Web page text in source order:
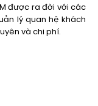
được ra đời với các
lý quan hệ khách
và chi phí.